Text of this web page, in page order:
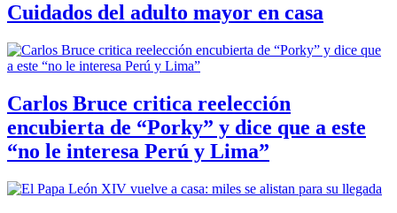
Cuidados del adulto mayor en casa
Carlos Bruce critica reelección
encubierta de “Porky” y dice que a este
“no le interesa Perú y Lima”